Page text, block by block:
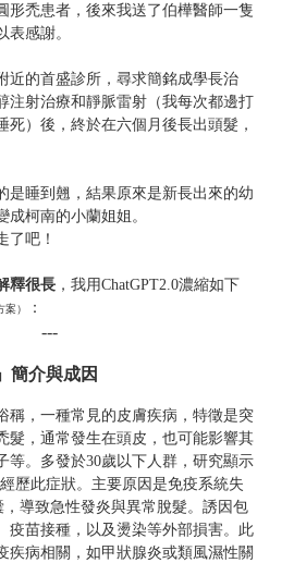
形禿患者，後來我送了伯樺醫師一隻
表感謝。
近的首盛診所，尋求簡銘成學長治
注射治療和靜脈雷射（我每次都邊打
死）後，終於在六個月後長出頭髮，
是睡到翹，結果原來是新長出來的幼
柯南的小蘭姐姐。
了吧！
釋很長，我用ChatGPT2.0濃縮如下
） ：
---
簡介與成因
稱，一種常見的皮膚疾病，特徵是突
髮，通常發生在頭皮，也可能影響其
等。多發於30歲以下人群，研究顯示
歷此症狀。主要原因是免疫系統失
導致急性發炎與異常脫髮。誘因包
疫苗接種，以及燙染等外部損害。此
疾病相關，如甲狀腺炎或類風濕性關